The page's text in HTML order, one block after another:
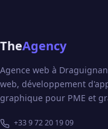
TheAgency
Agence web à
web, développement
graphique pour PME et
+33 9 72 20 19 09